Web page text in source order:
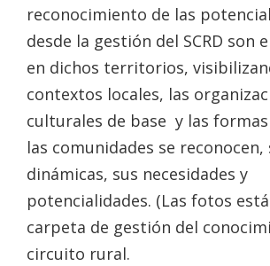
reconocimiento de las
desde la gestión del SCRD son
en dichos territorios,
contextos locales, las
culturales de base y las
las comunidades se reconocen,
dinámicas, sus necesidades y
potencialidades. (Las fotos
carpeta de gestión del
circuito rural.